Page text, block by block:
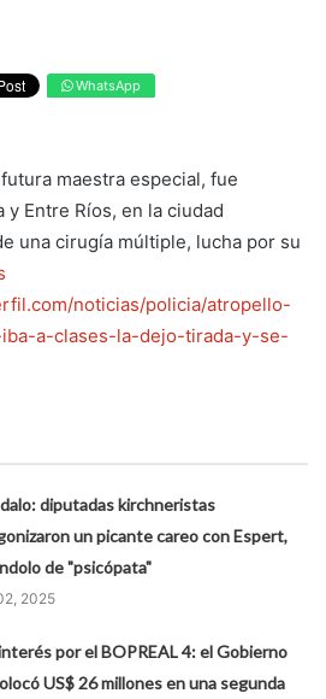
WhatsApp
maestra especial, fue
y Entre Ríos, en la ciudad
una cirugía múltiple, lucha por su
noticias/policia/atropello-
a-clases-la-dejo-tirada-y-se-
diputadas kirchneristas
un picante careo con Espert,
de "psicópata"
2025
por el BOPREAL 4: el Gobierno
US$ 26 millones en una segunda